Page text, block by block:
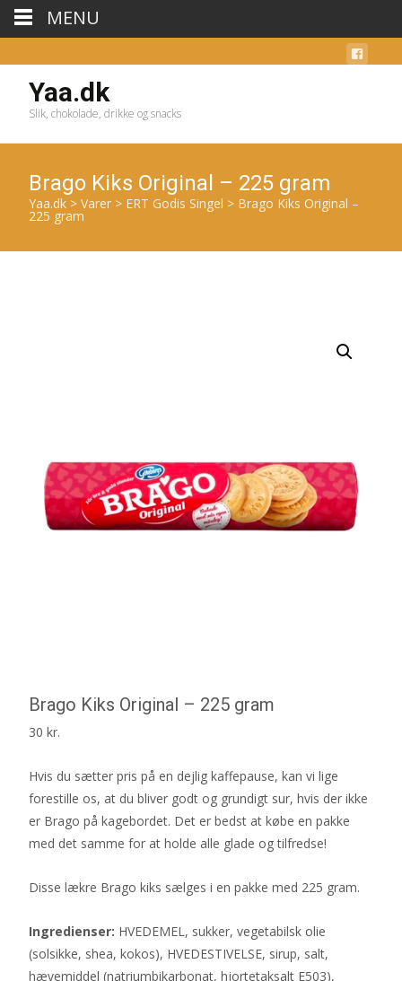
Yaa.dk
Slik, chokolade, drikke og snacks
Brago Kiks Original – 225 gram
Yaa.dk > Varer > ERT Godis Singel > Brago Kiks Original –
225 gram
Brago Kiks Original – 225 gram
30 kr.
Hvis du sætter pris på en dejlig kaffepause, kan vi lige
forestille os, at du bliver godt og grundigt sur, hvis der ikke
er Brago på kagebordet. Det er bedst at købe en pakke
med det samme for at holde alle glade og tilfredse!
Disse lækre Brago kiks sælges i en pakke med 225 gram.
Ingredienser: HVEDEMEL, sukker, vegetabilsk olie
(solsikke, shea, kokos), HVEDESTIVELSE, sirup, salt,
hævemiddel (natriumbikarbonat, hjortetaksalt E503),
MENU